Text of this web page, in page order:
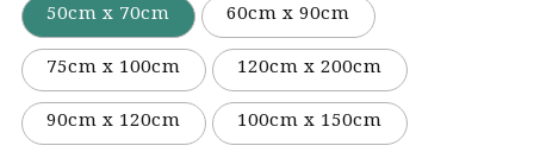
50cm x 70cm
60cm x 90cm
75cm x 100cm
120cm x 200cm
90cm x 120cm
100cm x 150cm